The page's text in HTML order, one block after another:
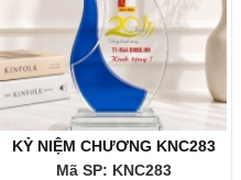
KỶ NIỆM CHƯƠNG KNC283
Mã SP: KNC283